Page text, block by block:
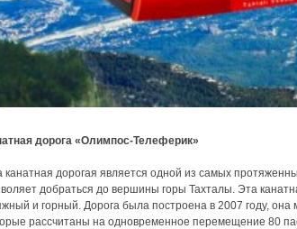
дорога «Олимпос-Телеферик»
канатная дорогая является одной из самых
добраться до вершины горы Тахталы. Эта
и горный. Дорога была построена в 2007 году,
рассчитаны на одновременное перемещение 80